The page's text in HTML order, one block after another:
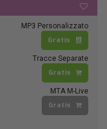
MP3 Personalizzato
Gratis
Tracce Separate
Gratis
MTA M-Live
Gratis